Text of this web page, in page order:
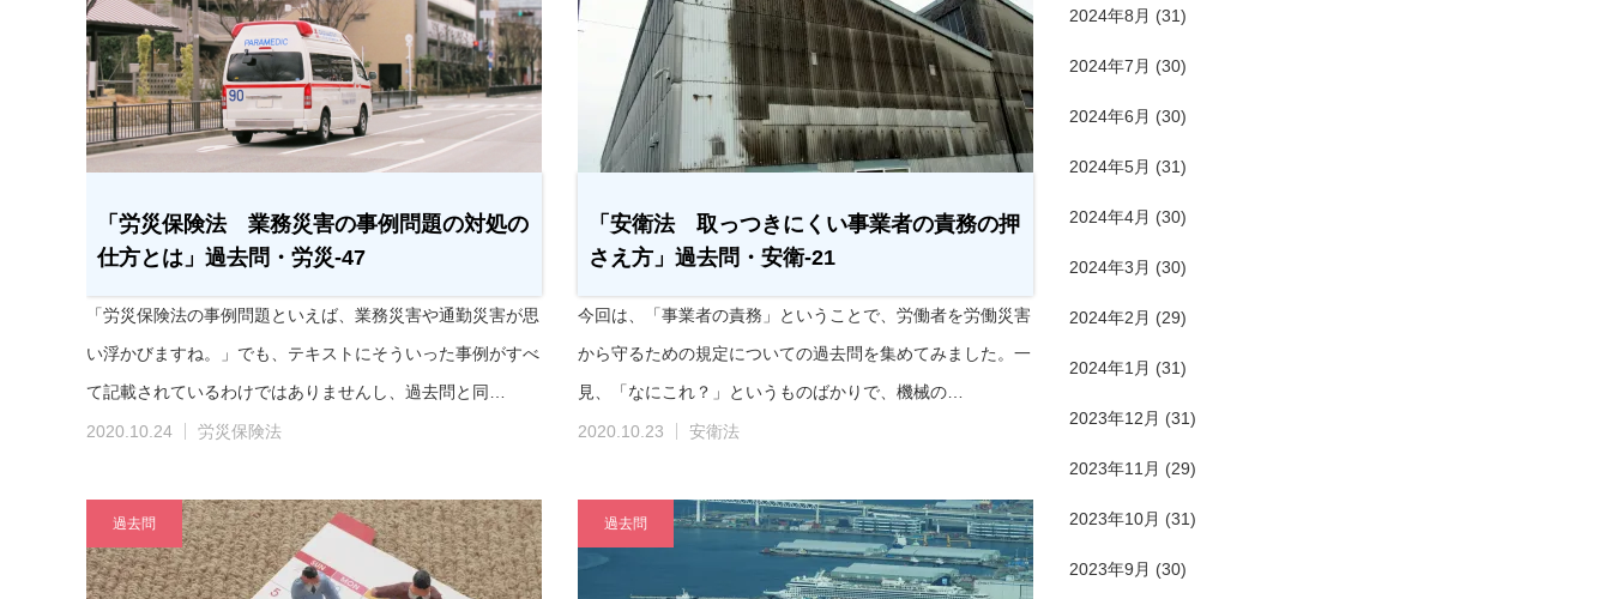
「労災保険法 業務災害の事例問題の対処の
仕方とは」過去問・労災-47
「労災保険法の事例問題といえば、業務災害や通勤災害が思
い浮かびますね。」でも、テキストにそういった事例がすべ
て記載されているわけではありませんし、過去問と同…
2020.10.24 労災保険法
「安衛法 取っつきにくい事業者の責務の押
さえ方」過去問・安衛-21
今回は、「事業者の責務」ということで、労働者を労働災害
から守るための規定についての過去問を集めてみました。一
見、「なにこれ？」というものばかりで、機械の…
2020.10.23 安衛法
過去問 過去問
2024年8月 (31)
2024年7月 (30)
2024年6月 (30)
2024年5月 (31)
2024年4月 (30)
2024年3月 (30)
2024年2月 (29)
2024年1月 (31)
2023年12月 (31)
2023年11月 (29)
2023年10月 (31)
2023年9月 (30)